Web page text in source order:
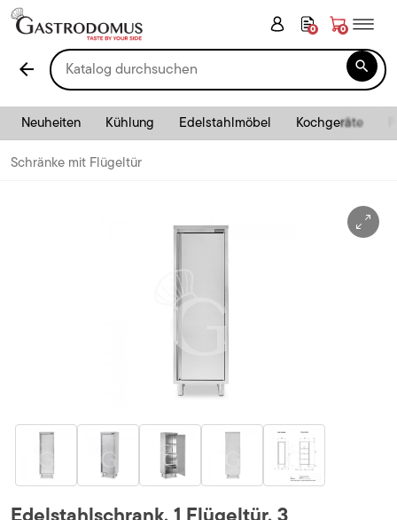
0 0
arrow_back 
Neuheiten Kühlung Edelstahlmöbel Kochgeräte
Schränke mit Flügeltür